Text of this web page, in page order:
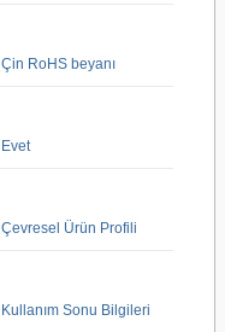
Çin RoHS beyanı
Evet
Çevresel Ürün Profili
Kullanım Sonu Bilgileri